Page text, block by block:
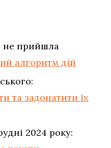
не прийшла
алгоритм дій
та задонатити їх
2024 року: